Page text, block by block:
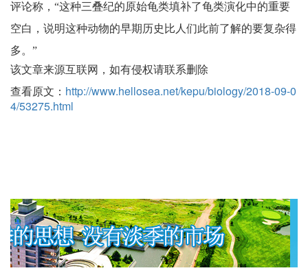
评论称，“这种三叠纪的原始龟类填补了龟类演化中的重要
空白，说明这种动物的早期历史比人们此前了解的要复杂得
多。”
该文章来源互联网，如有侵权请联系删除
查看原文： http://www.hellosea.net/kepu/biology/2018-09-0
4/53275.html